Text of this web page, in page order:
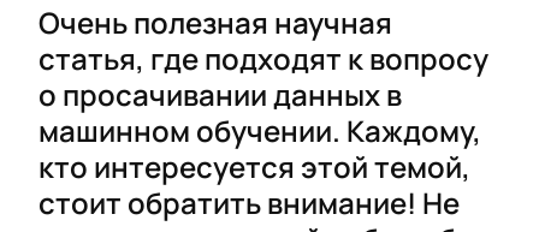
Очень полезная научная
статья, где подходят к вопросу
о просачивании данных в
машинном обучении. Каждому,
кто интересуется этой темой,
стоит обратить внимание! Не